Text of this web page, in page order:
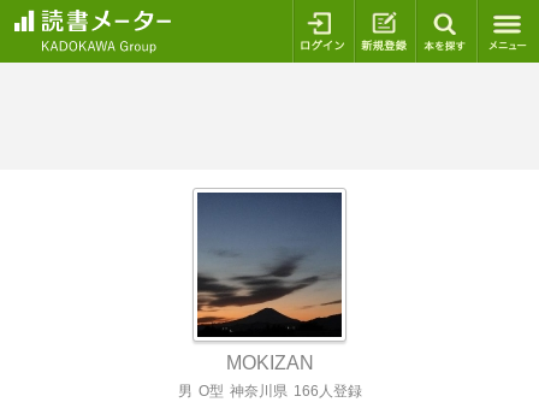
ログイン 新規登録
MOKIZAN
男 O型 神奈川県 166人登録